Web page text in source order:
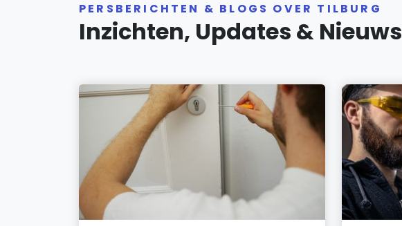
PERSBERICHTEN & BLOGS OVER TILBURG
Inzichten, Updates & Nieuws